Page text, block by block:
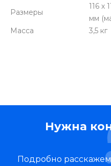
Размеры
116 х
мм
Масса
3,5 кг
Нужна
Подробно